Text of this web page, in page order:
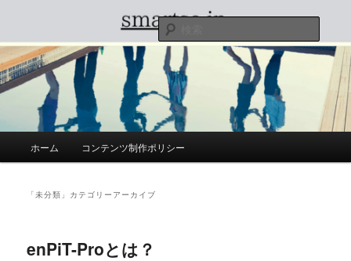
ン
コ
ン
テ
コ
ン
テ
ン
smartse.jp
索
ホーム コンテンツ制作ポリシー
「未分類 」カテゴリーアーカイブ
enPiT-Proとは？